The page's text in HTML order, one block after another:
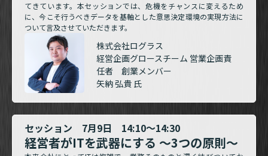
てきています。本セッションでは、危機をチャンスに変えるため
に、今こそ行うべきデータを基軸とした意思決定環境の実現方法に
ついて言及させていただきます。
株式会社ログラス
経営企画グロースチーム 営業企画責
任者 創業メンバー
矢納 弘貴 氏
セッション 7月9日 14:10～14:30
経営者がITを武器にする ～3つの原則～